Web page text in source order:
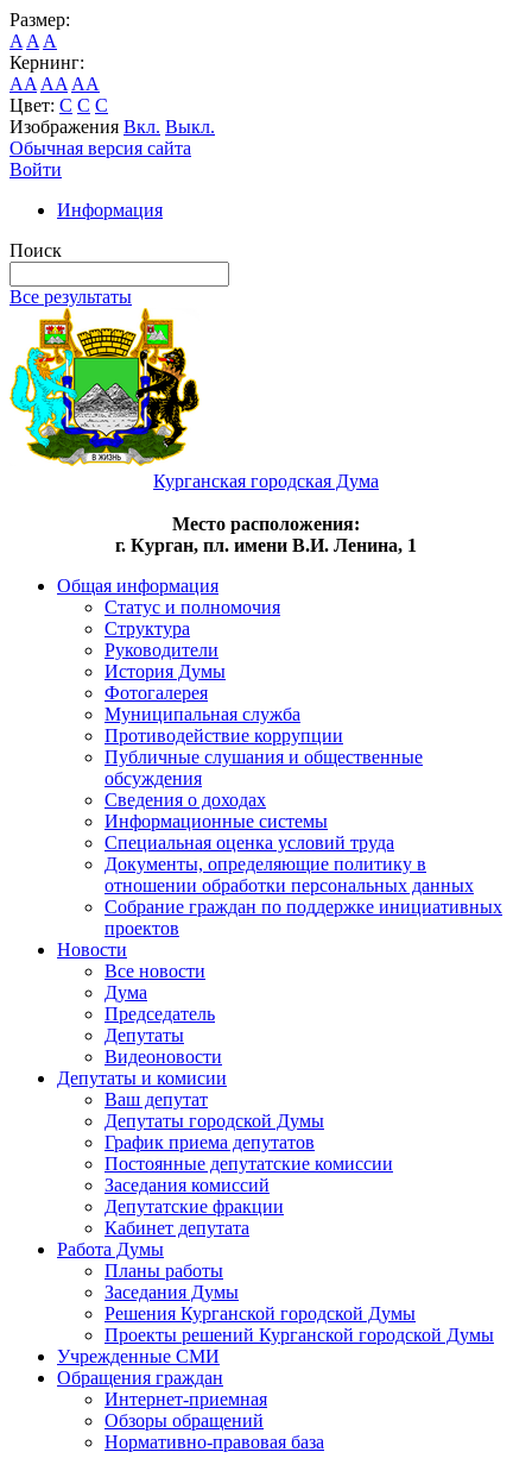
Размер:
A A A
Кернинг:
AA AA AA
Цвет: C C C
Изображения Вкл. Выкл.
Обычная версия сайта
Войти
Информация
Поиск
Все результаты
Курганская городская Дума
Место расположения:
г. Курган, пл. имени В.И. Ленина, 1
Общая информация
Статус и полномочия
Структура
Руководители
История Думы
Фотогалерея
Муниципальная служба
Противодействие коррупции
Публичные слушания и общественные
обсуждения
Сведения о доходах
Информационные системы
Специальная оценка условий труда
Документы, определяющие политику в
отношении обработки персональных данных
Собрание граждан по поддержке инициативных
проектов
Новости
Все новости
Дума
Председатель
Депутаты
Видеоновости
Депутаты и комисии
Ваш депутат
Депутаты городской Думы
График приема депутатов
Постоянные депутатские комиссии
Заседания комиссий
Депутатские фракции
Кабинет депутата
Работа Думы
Планы работы
Заседания Думы
Решения Курганской городской Думы
Проекты решений Курганской городской Думы
Учрежденные СМИ
Обращения граждан
Интернет-приемная
Обзоры обращений
Нормативно-правовая база